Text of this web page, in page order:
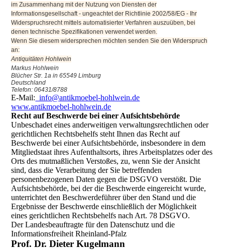
im Zusammenhang mit der Nutzung von Diensten der
Informationsgesellschaft - ungeachtet der Richtlinie 2002/58/EG - Ihr
Widerspruchsrecht mittels automatisierter Verfahren auszuüben, bei
denen technische Spezifikationen verwendet werden.
Wenn Sie diesem widersprechen möchten senden Sie den Widerspruch
an:
Antiquitäten Hohlwein
Markus Hohlwein
Blücher Str. 1a in 65549 Limburg
Deutschland
Telefon: 06431/8788
E-Mail: info@antikmoebel-hohlwein.de
www.antikmoebel-hohlwein.de
Recht auf Beschwerde bei einer Aufsichtsbehörde
Unbeschadet eines anderweitigen verwaltungsrechtlichen oder
gerichtlichen Rechtsbehelfs steht Ihnen das Recht auf
Beschwerde bei einer Aufsichtsbehörde, insbesondere in dem
Mitgliedstaat ihres Aufenthaltsorts, ihres Arbeitsplatzes oder des
Orts des mutmaßlichen Verstoßes, zu, wenn Sie der Ansicht
sind, dass die Verarbeitung der Sie betreffenden
personenbezogenen Daten gegen die DSGVO verstößt. Die
Aufsichtsbehörde, bei der die Beschwerde eingereicht wurde,
unterrichtet den Beschwerdeführer über den Stand und die
Ergebnisse der Beschwerde einschließlich der Möglichkeit
eines gerichtlichen Rechtsbehelfs nach Art. 78 DSGVO.
Der Landesbeauftragte für den Datenschutz und die
Informationsfreiheit Rheinland-Pfalz
Prof. Dr. Dieter Kugelmann